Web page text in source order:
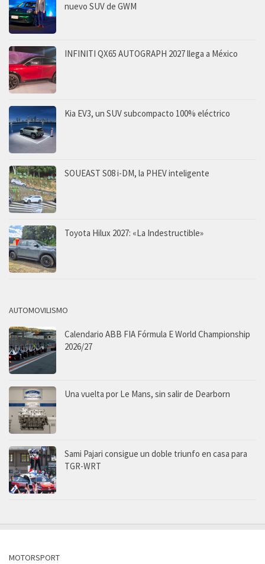
nuevo SUV de GWM
INFINITI QX65 AUTOGRAPH 2027 llega a México
Kia EV3, un SUV subcompacto 100% eléctrico
SOUEAST S08 i-DM, la PHEV inteligente
Toyota Hilux 2027: «La Indestructible»
AUTOMOVILISMO
Calendario ABB FIA Fórmula E World Championship
2026/27
Una vuelta por Le Mans, sin salir de Dearborn
Sami Pajari consigue un doble triunfo en casa para
TGR-WRT
MOTORSPORT